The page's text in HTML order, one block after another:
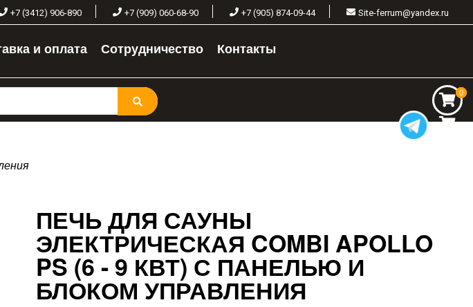
+7 (3412) 906-890 +7 (909) 060-68-90 +7 (905) 874-09-44 Site-ferrum@yandex.ru
и оплата Сотрудничество Контакты
0
0
ПЕЧЬ ДЛЯ САУНЫ
ЭЛЕКТРИЧЕСКАЯ COMBI APOLLO
PS (6 - 9 КВТ) С ПАНЕЛЬЮ И
БЛОКОМ УПРАВЛЕНИЯ